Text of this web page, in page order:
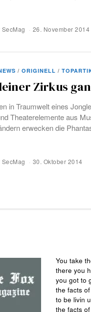
SecMag 26. November 2014
/ ORIGINELL /
Zirkus
in Traumwelt eines
Theaterelemente aus
erwecken die
SecMag 30. Oktober 2014
You take
there you
you got to
the facts
to be livin
the facts